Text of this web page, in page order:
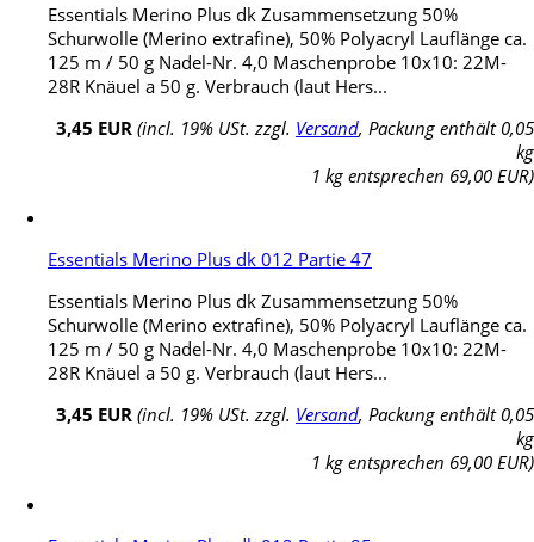
Essentials Merino Plus dk Zusammensetzung 50%
Schurwolle (Merino extrafine), 50% Polyacryl Lauflänge ca.
125 m / 50 g Nadel-Nr. 4,0 Maschenprobe 10x10: 22M-
28R Knäuel a 50 g. Verbrauch (laut Hers...
3,45 EUR (incl. 19% USt. zzgl. Versand, Packung enthält 0,05
kg
1 kg entsprechen 69,00 EUR)
Essentials Merino Plus dk 012 Partie 47
Essentials Merino Plus dk Zusammensetzung 50%
Schurwolle (Merino extrafine), 50% Polyacryl Lauflänge ca.
125 m / 50 g Nadel-Nr. 4,0 Maschenprobe 10x10: 22M-
28R Knäuel a 50 g. Verbrauch (laut Hers...
3,45 EUR (incl. 19% USt. zzgl. Versand, Packung enthält 0,05
kg
1 kg entsprechen 69,00 EUR)